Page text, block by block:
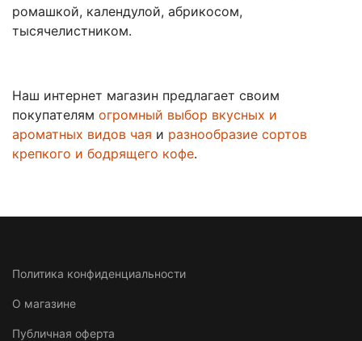
ромашкой, календулой, абрикосом,
тысячелистником.
Наш интернет магазин предлагает своим
покупателям огромный выбор вкусных и
ароматных видов чая и разнообразие сортов
крепкого и бодрящего кофе.
Политика конфиденциальности
О магазине
Публичная оферта